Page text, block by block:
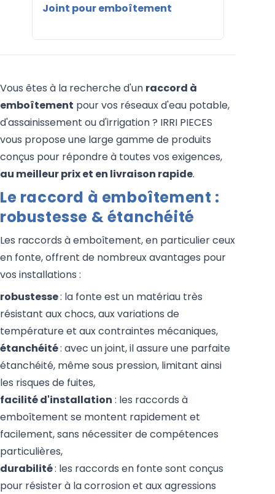
Joint pour emboîtement
Vous êtes à la recherche d'un raccord à
emboîtement pour vos réseaux d'eau potable,
d'assainissement ou d'irrigation ? IRRI PIECES
vous propose une large gamme de produits
conçus pour répondre à toutes vos exigences,
au meilleur prix et en livraison rapide.
Le raccord à emboîtement :
robustesse & étanchéité
Les raccords à emboîtement, en particulier ceux
en fonte, offrent de nombreux avantages pour
vos installations :
robustesse: la fonte est un matériau très
résistant aux chocs, aux variations de
température et aux contraintes mécaniques,
étanchéité: avec un joint, il assure une parfaite
étanchéité, même sous pression, limitant ainsi
les risques de fuites,
facilité d'installation : les raccords à
emboîtement se montent rapidement et
facilement, sans nécessiter de compétences
particulières,
durabilité: les raccords en fonte sont conçus
pour résister à la corrosion et aux agressions